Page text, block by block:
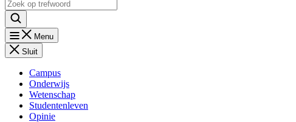
Menu
Sluit
Campus
Onderwijs
Wetenschap
Studentenleven
Opinie